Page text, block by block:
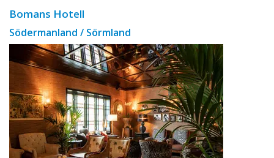
Bomans Hotell
Södermanland / Sörmland